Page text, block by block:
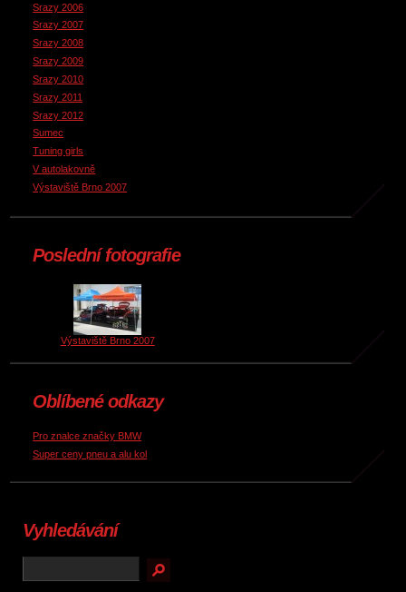
Srazy 2006
Srazy 2007
Srazy 2008
Srazy 2009
Srazy 2010
Srazy 2011
Srazy 2012
Sumec
Tuning girls
V autolakovně
Výstaviště Brno 2007
Poslední fotografie
Výstaviště Brno 2007
Oblíbené odkazy
Pro znalce značky BMW
Super ceny pneu a alu kol
Vyhledávání